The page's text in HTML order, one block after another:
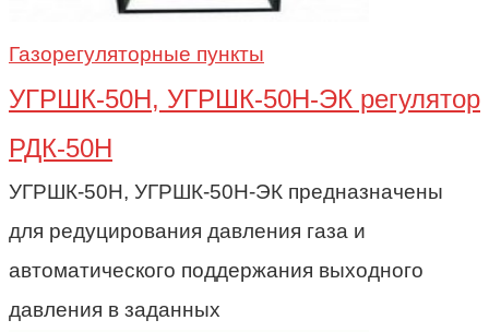
Газорегуляторные пункты
УГРШК-50Н, УГРШК-50Н-ЭК регулятор
РДК-50Н
УГРШК-50Н, УГРШК-50Н-ЭК предназначены
для редуцирования давления газа и
автоматического поддержания выходного
давления в заданных